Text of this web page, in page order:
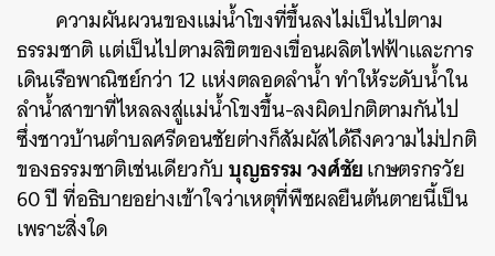
ความผันผวนของแม่น้ำโขงที่ขึ้นลงไม่เป็นไปตาม
ธรรมชาติ แต่เป็นไปตามลิขิตของเขื่อนผลิตไฟฟ้าและการ
เดินเรือพาณิชย์กว่า 12 แห่งตลอดลำน้ำ ทำให้ระดับน้ำใน
ลำน้ำสาขาที่ไหลลงสู่แม่น้ำโขงขึ้น-ลงผิดปกติตามกันไป
ซึ่งชาวบ้านตำบลศรีดอนชัยต่างก็สัมผัสได้ถึงความไม่ปกติ
ของธรรมชาติเช่นเดียวกับบุญธรรม วงศ์ชัยเกษตรกรวัย
60 ปี ที่อธิบายอย่างเข้าใจว่าเหตุที่พืชผลยืนต้นตายนี้เป็น
เพราะสิ่งใด